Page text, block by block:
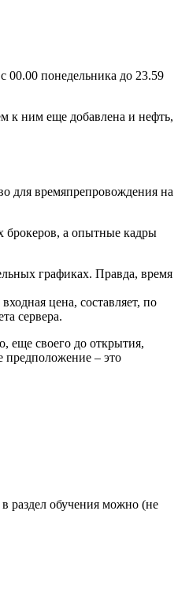
понедельника до 23.59
к ним еще добавлена и нефть,
для времяпрепровождения на
брокеров, а опытные кадры
графиках. Правда, время
цена, составляет, по
сервера.
еще своего до открытия,
предположение – это
раздел обучения можно (не